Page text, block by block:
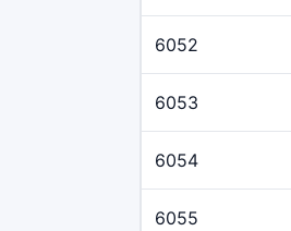
6052
6053
6054
6055